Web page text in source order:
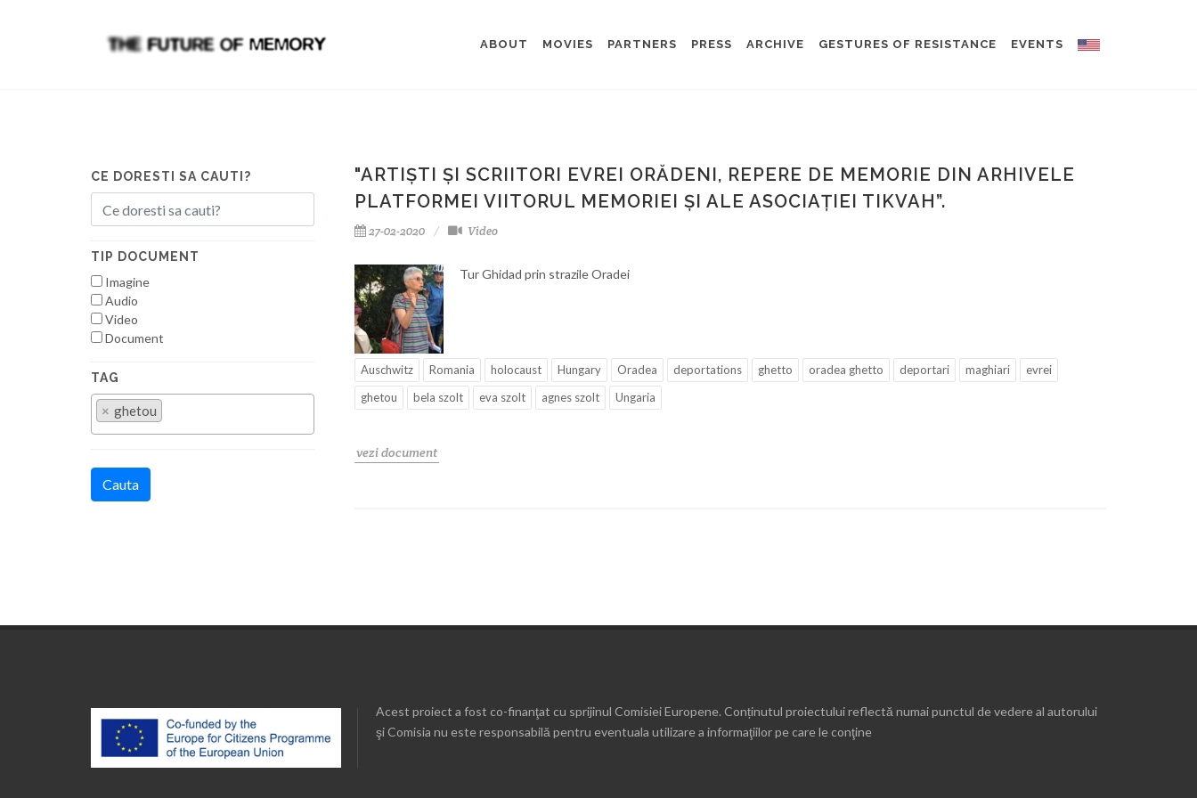
ABOUT MOVIES PARTNERS PRESS ARCHIVE GESTURES OF RESISTANCE EVENTS
"ARTIȘTI ȘI SCRIITORI EVREI ORĂDENI, REPERE DE MEMORIE DIN ARHIVELE
PLATFORMEI VIITORUL MEMORIEI ȘI ALE ASOCIAȚIEI TIKVAH”.
27-02-2020 Video
Tur Ghidad prin strazile Oradei
Auschwitz Romania holocaust Hungary Oradea deportations ghetto oradea ghetto deportari maghiari
evrei
ghetou
bela szolt eva szolt agnes szolt Ungaria
vezi document
CE DORESTI SA CAUTI?
TIP DOCUMENT
Imagine
Audio
Video
Document
TAG
× ghetou
Cauta
Acest proiect a fost co-finanţat cu sprijinul Comisiei Europene. Conținutul proiectului reflectă numai punctul de vedere al autorului
şi Comisia nu este responsabilă pentru eventuala utilizare a informaţiilor pe care le conţine